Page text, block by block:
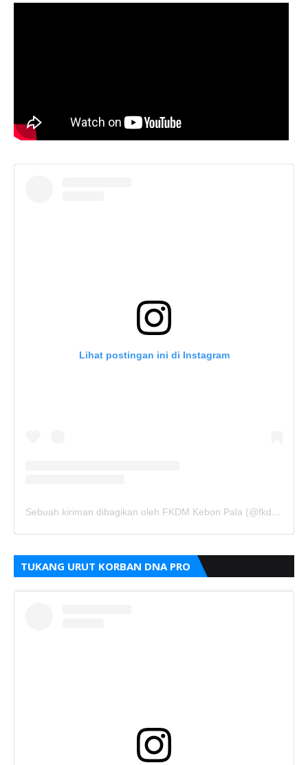
Lihat postingan ini di Instagram
Sebuah kiriman dibagikan oleh FKDM Kebon Pala (@fkdm_kebonpala)
TUKANG URUT KORBAN DNA PRO